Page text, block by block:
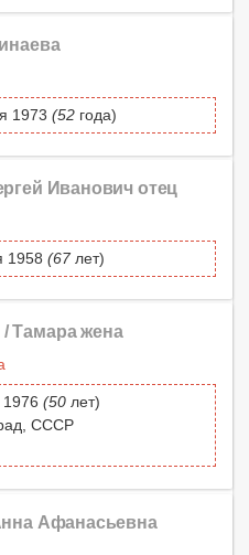
1973 (52 года)
Иванович отец
1958 (67лет)
/ Тамара жена
1976 (50 лет)
СССР
Афанасьевна